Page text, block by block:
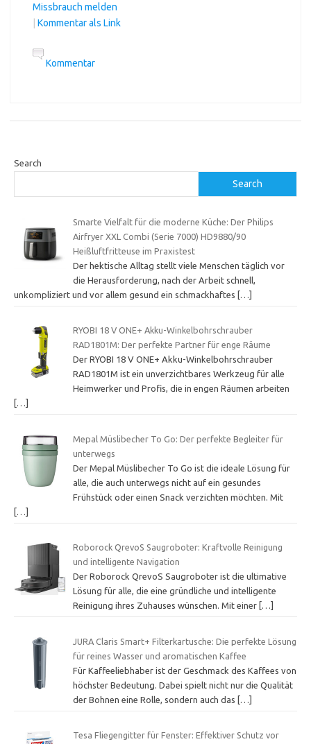
Missbrauch melden
Kommentar als Link
Kommentar
Search
Search
Smarte Vielfalt für die moderne Küche: Der Philips
Airfryer XXL Combi (Serie 7000) HD9880/90
Heißluftfritteuse im Praxistest
Der hektische Alltag stellt viele Menschen täglich vor
die Herausforderung, nach der Arbeit schnell,
unkompliziert und vor allem gesund ein schmackhaftes
[…]
RYOBI 18 V ONE+ Akku-Winkelbohrschrauber
RAD1801M: Der perfekte Partner für enge Räume
Der RYOBI 18 V ONE+ Akku-Winkelbohrschrauber
RAD1801M ist ein unverzichtbares Werkzeug für alle
Heimwerker und Profis, die in engen Räumen arbeiten
[…]
Mepal Müslibecher To Go: Der perfekte Begleiter für
unterwegs
Der Mepal Müslibecher To Go ist die ideale Lösung für
alle, die auch unterwegs nicht auf ein gesundes
Frühstück oder einen Snack verzichten möchten. Mit
[…]
Roborock QrevoS Saugroboter: Kraftvolle Reinigung
und intelligente Navigation
Der Roborock QrevoS Saugroboter ist die ultimative
Lösung für alle, die eine gründliche und intelligente
Reinigung ihres Zuhauses wünschen. Mit einer […]
JURA Claris Smart+ Filterkartusche: Die perfekte Lösung
für reines Wasser und aromatischen Kaffee
Für Kaffeeliebhaber ist der Geschmack des Kaffees von
höchster Bedeutung. Dabei spielt nicht nur die Qualität
der Bohnen eine Rolle, sondern auch das
[…]
Tesa Fliegengitter für Fenster: Effektiver Schutz vor